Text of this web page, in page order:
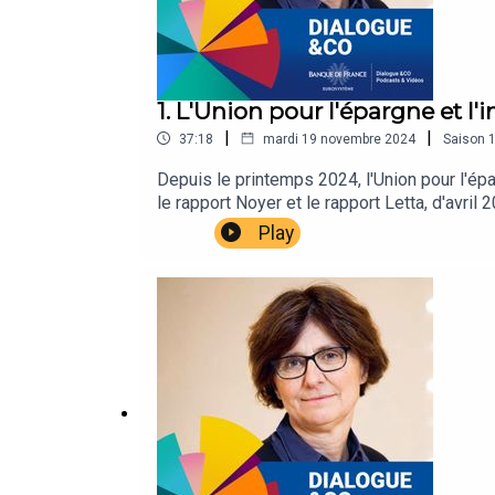
1. L'Union pour l'épargne et
37:18 | mardi 19 novembre 2024 | Saison 1
Depuis le printemps 2024, l'Union pour
le rapport Noyer et le rapport Letta, d'avril
Bénassy-Quéré, sous-gouverneure de la
l'intérêt de cette union pour les
L’Union pour l’épargne et
(economie.gouv.fr)Rapport Letta : Enrico
f152a8232961_en (europa.eu)Musique :
Play